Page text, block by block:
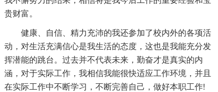
贵财富。
健康、自信、精力充沛的我还参加了校内外的各项活
动，对生活充满信心是我生活的态度，这也是我能充分发
挥潜能的跳台。过去并不代表未来，勤奋才是真实的内
涵，对于实际工作，我相信我能很快适应工作环境，并且
在实际工作中不断学习，不断完善自己，做好本职工作!